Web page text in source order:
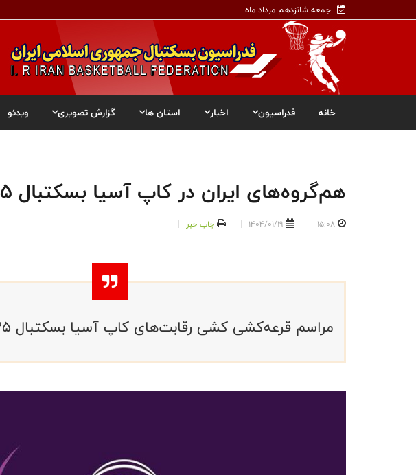
جمعه شانزدهم مرداد ماه
خانه فدراسیون اخبار استان ها گزارش تصویری ویدئو
هم‌گروه‌های ایران در کاپ آسیا بسکتبال ۲۰۲۵ - عربستان
15:08
1404/01/19 چاپ خبر
مراسم قرعه‌کشی کشی رقابت‌های کاپ آسیا بسکتبال ۲۰۲۵ - عربستان برگزار شد.